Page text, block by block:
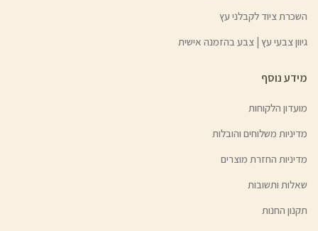
השכרת ציוד לקבלני עץ
גיוון צבעי עץ | צבע בהזמנה אישית
מידע נוסף
מועדון הלקוחות
מדיניות משלוחים והובלות
מדיניות החזרת מוצרים
שאלות ותשובות
תקנון החנות